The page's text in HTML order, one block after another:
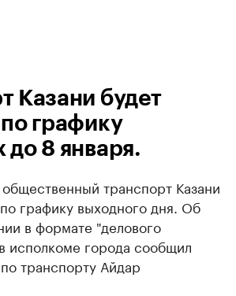
Казани будет
графику
до 8 января.
транспорт Казани
графику выходного дня. Об
в формате "делового
исполкоме города сообщил
транспорту Айдар